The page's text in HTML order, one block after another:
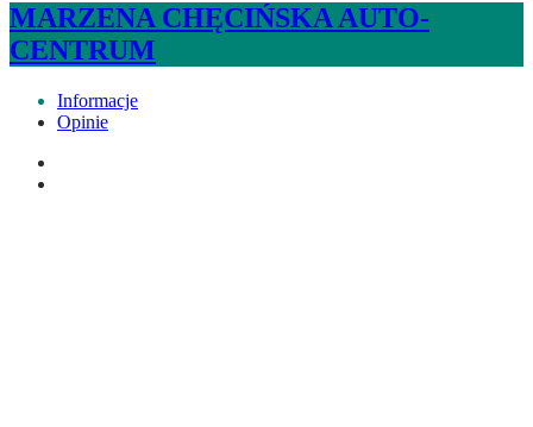
MARZENA CHĘCIŃSKA AUTO-
CENTRUM
Informacje
Opinie